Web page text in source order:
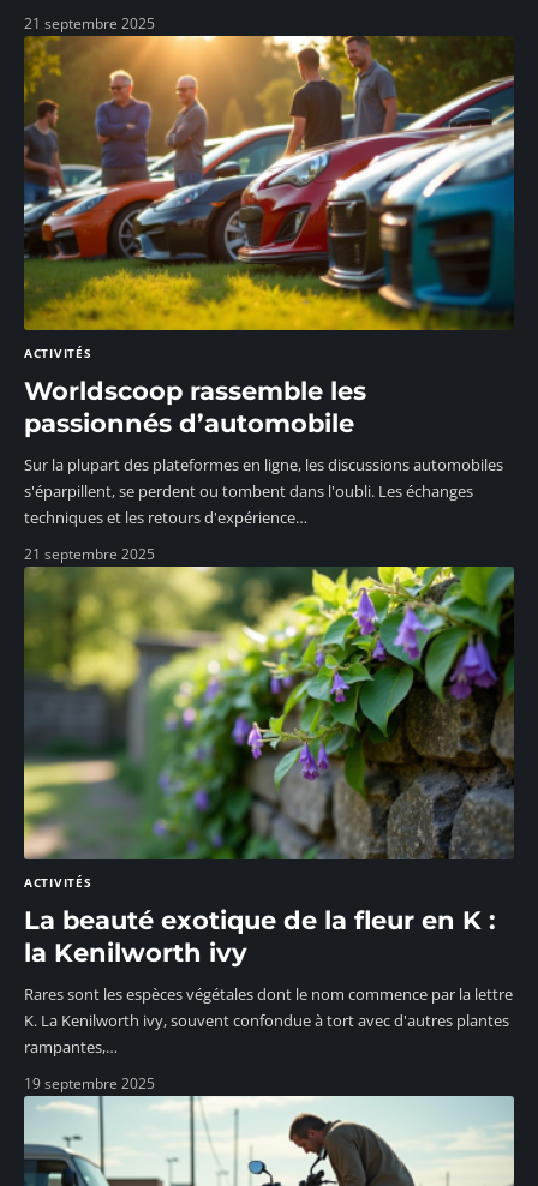
21 septembre 2025
ACTIVITÉS
Worldscoop rassemble les
passionnés d’automobile
Sur la plupart des plateformes en ligne, les discussions automobiles
s'éparpillent, se perdent ou tombent dans l'oubli. Les échanges
techniques et les retours d'expérience…
21 septembre 2025
ACTIVITÉS
La beauté exotique de la fleur en K :
la Kenilworth ivy
Rares sont les espèces végétales dont le nom commence par la lettre
K. La Kenilworth ivy, souvent confondue à tort avec d'autres plantes
rampantes,…
19 septembre 2025